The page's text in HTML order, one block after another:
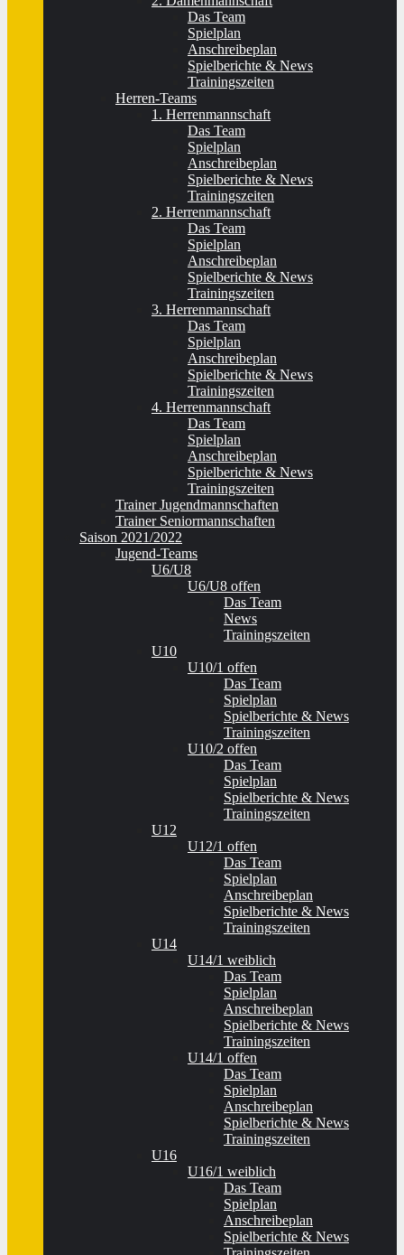
Das Team
Spielplan
Anschreibeplan
Spielberichte & News
Trainingszeiten
Herren-Teams
1. Herrenmannschaft
Das Team
Spielplan
Anschreibeplan
Spielberichte & News
Trainingszeiten
2. Herrenmannschaft
Das Team
Spielplan
Anschreibeplan
Spielberichte & News
Trainingszeiten
3. Herrenmannschaft
Das Team
Spielplan
Anschreibeplan
Spielberichte & News
Trainingszeiten
4. Herrenmannschaft
Das Team
Spielplan
Anschreibeplan
Spielberichte & News
Trainingszeiten
Trainer Jugendmannschaften
Trainer Seniormannschaften
Saison 2021/2022
Jugend-Teams
U6/U8
U6/U8 offen
Das Team
News
Trainingszeiten
U10
U10/1 offen
Das Team
Spielplan
Spielberichte & News
Trainingszeiten
U10/2 offen
Das Team
Spielplan
Spielberichte & News
Trainingszeiten
U12
U12/1 offen
Das Team
Spielplan
Anschreibeplan
Spielberichte & News
Trainingszeiten
U14
U14/1 weiblich
Das Team
Spielplan
Anschreibeplan
Spielberichte & News
Trainingszeiten
U14/1 offen
Das Team
Spielplan
Anschreibeplan
Spielberichte & News
Trainingszeiten
U16
U16/1 weiblich
Das Team
Spielplan
Anschreibeplan
Spielberichte & News